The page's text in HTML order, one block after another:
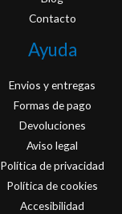
Contacto
Ayuda
Envios y entregas
Formas de pago
Devoluciones
Aviso legal
Política de privacidad
Política de cookies
Accesibilidad